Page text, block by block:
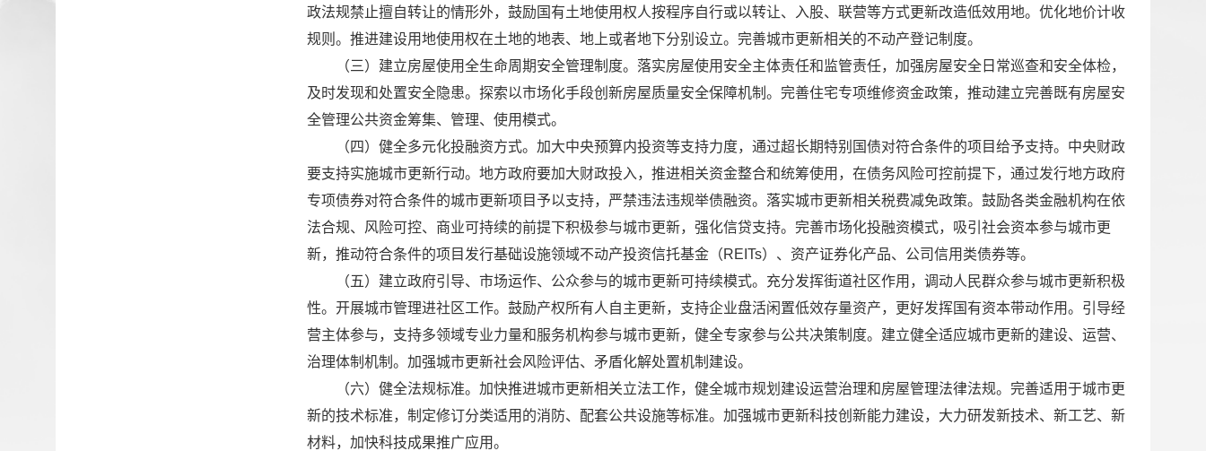
政法规禁止擅自转让的情形外，鼓励国有土地使用权人按程序自行或以转让、入股、联营等方式更新改造低效用地。优化地价计收
规则。推进建设用地使用权在土地的地表、地上或者地下分别设立。完善城市更新相关的不动产登记制度。
（三）建立房屋使用全生命周期安全管理制度。落实房屋使用安全主体责任和监管责任，加强房屋安全日常巡查和安全体检，
及时发现和处置安全隐患。探索以市场化手段创新房屋质量安全保障机制。完善住宅专项维修资金政策，推动建立完善既有房屋安
全管理公共资金筹集、管理、使用模式。
（四）健全多元化投融资方式。加大中央预算内投资等支持力度，通过超长期特别国债对符合条件的项目给予支持。中央财政
要支持实施城市更新行动。地方政府要加大财政投入，推进相关资金整合和统筹使用，在债务风险可控前提下，通过发行地方政府
专项债券对符合条件的城市更新项目予以支持，严禁违法违规举债融资。落实城市更新相关税费减免政策。鼓励各类金融机构在依
法合规、风险可控、商业可持续的前提下积极参与城市更新，强化信贷支持。完善市场化投融资模式，吸引社会资本参与城市更
新，推动符合条件的项目发行基础设施领域不动产投资信托基金（REITs）、资产证券化产品、公司信用类债券等。
（五）建立政府引导、市场运作、公众参与的城市更新可持续模式。充分发挥街道社区作用，调动人民群众参与城市更新积极
性。开展城市管理进社区工作。鼓励产权所有人自主更新，支持企业盘活闲置低效存量资产，更好发挥国有资本带动作用。引导经
营主体参与，支持多领域专业力量和服务机构参与城市更新，健全专家参与公共决策制度。建立健全适应城市更新的建设、运营、
治理体制机制。加强城市更新社会风险评估、矛盾化解处置机制建设。
（六）健全法规标准。加快推进城市更新相关立法工作，健全城市规划建设运营治理和房屋管理法律法规。完善适用于城市更
新的技术标准，制定修订分类适用的消防、配套公共设施等标准。加强城市更新科技创新能力建设，大力研发新技术、新工艺、新
材料，加快科技成果推广应用。